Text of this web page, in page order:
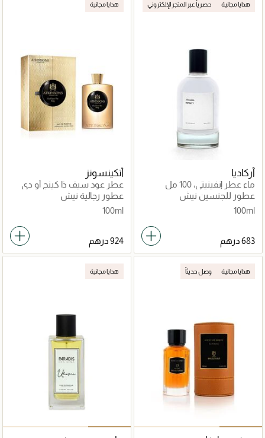
هدايا مجانية حصرياً عبر المتجر الإلكتروني
آركاديا
ماء عطر إنفينيتي، 100 مل
عطور للجنسين نيش
100ml
هدايا مجانية
أتكينسونز
عطر عود سيف ذا كينج أو دي
بارفان 100مل
عطور رجالية نيش
100ml
هدايا مجانية وصل حديثاً هدايا مجانية